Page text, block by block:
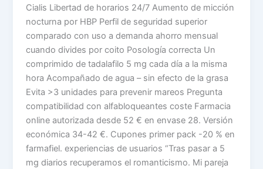
Cialis Libertad de horarios 24/7 Aumento de micción
nocturna por HBP Perfil de seguridad superior
comparado con uso a demanda ahorro mensual
cuando divides por coito Posología correcta Un
comprimido de tadalafilo 5 mg cada día a la misma
hora Acompañado de agua – sin efecto de la grasa
Evita >3 unidades para prevenir mareos Pregunta
compatibilidad con alfabloqueantes coste Farmacia
online autorizada desde 52 € en envase 28. Versión
económica 34-42 €. Cupones primer pack -20 % en
farmafiel. experiencias de usuarios “Tras pasar a 5
mg diarios recuperamos el romanticismo. Mi pareja